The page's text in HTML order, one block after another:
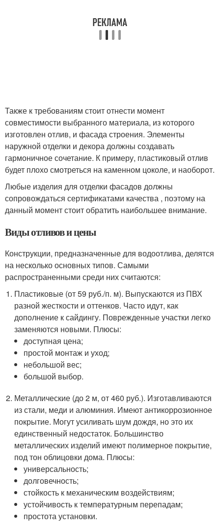
Также к требованиям стоит отнести момент
совместимости выбранного материала, из которого
изготовлен отлив, и фасада строения. Элементы
наружной отделки и декора должны создавать
гармоничное сочетание. К примеру, пластиковый отлив
будет плохо смотреться на каменном цоколе, и наоборот.
Любые изделия для отделки фасадов должны
сопровождаться сертификатами качества , поэтому на
данный момент стоит обратить наибольшее внимание.
Виды отливов и цены
Конструкции, предназначенные для водоотлива, делятся
на несколько основных типов. Самыми
распространенными среди них считаются:
Пластиковые (от 59 руб./п. м). Выпускаются из ПВХ
разной жесткости и оттенков. Часто идут, как
дополнение к сайдингу. Поврежденные участки легко
заменяются новыми. Плюсы:
доступная цена;
простой монтаж и уход;
небольшой вес;
большой выбор.
Металлические (до 2 м, от 460 руб.). Изготавливаются
из стали, меди и алюминия. Имеют антикоррозионное
покрытие. Могут усиливать шум дождя, но это их
единственный недостаток. Большинство
металлических изделий имеют полимерное покрытие,
под тон облицовки дома. Плюсы:
универсальность;
долговечность;
стойкость к механическим воздействиям;
устойчивость к температурным перепадам;
простота установки.